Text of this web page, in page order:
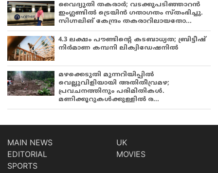
വൈദ്യുതി തകരാർ; വടക്കുപടിഞ്ഞാറൻ
ഇംഗ്ലണ്ടിൽ ട്രെയിൻ ഗതാഗതം സ്തംഭിച്ചു.
സിഗ്നലിങ് കേന്ദ്രം തകരാറിലായതോ...
4.3 ലക്ഷം പൗണ്ടിന്റെ കടബാധ്യത; ബ്രിട്ടീഷ്
നിർമാണ കമ്പനി ലിക്വിഡേഷനിൽ
മഴക്കെടുതി മുന്നറിയിപ്പിൽ
വെല്ലുവിളിയായി അതിതീവ്രമഴ;
പ്രവചനത്തിനും പരിമിതികൾ.
മണിക്കൂറുകൾക്കുള്ളിൽ ര...
MAIN NEWS
EDITORIAL
SPORTS
UK
MOVIES